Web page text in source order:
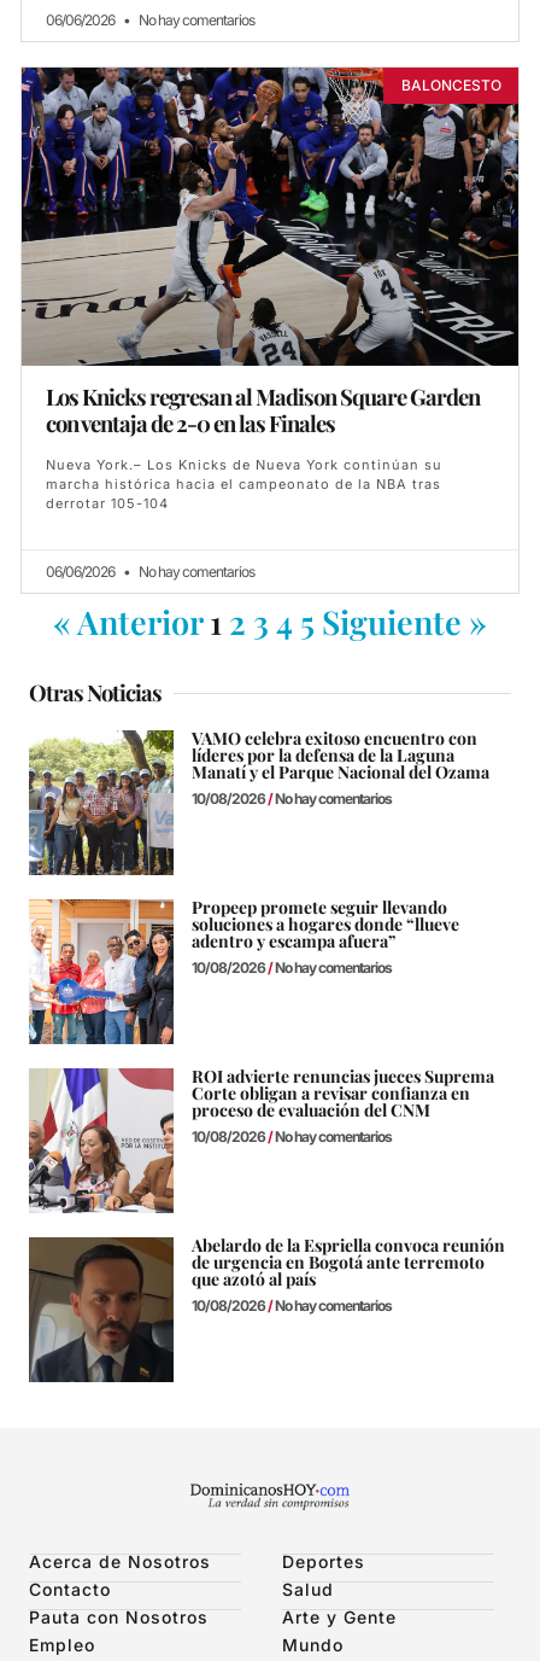
06/06/2026 No hay comentarios
BALONCESTO
Los Knicks regresan al Madison Square Garden
con ventaja de 2-0 en las Finales
Nueva York.– Los Knicks de Nueva York continúan su
marcha histórica hacia el campeonato de la NBA tras
derrotar 105-104
06/06/2026 No hay comentarios
« Anterior12 34 5 Siguiente »
Otras Noticias
VAMO celebra exitoso encuentro con
líderes por la defensa de la Laguna
Manatí y el Parque Nacional del Ozama
10/08/2026 No hay comentarios
Propeep promete seguir llevando
soluciones a hogares donde “llueve
adentro y escampa afuera”
10/08/2026 No hay comentarios
ROI advierte renuncias jueces Suprema
Corte obligan a revisar confianza en
proceso de evaluación del CNM
10/08/2026 No hay comentarios
Abelardo de la Espriella convoca reunión
de urgencia en Bogotá ante terremoto
que azotó al país
10/08/2026 No hay comentarios
Acerca de Nosotros
Contacto
Pauta con Nosotros
Empleo
Deportes
Salud
Arte y Gente
Mundo